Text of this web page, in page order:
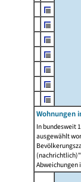
Wohnungen
In bundesweit
ausgewählt
Abweichungen